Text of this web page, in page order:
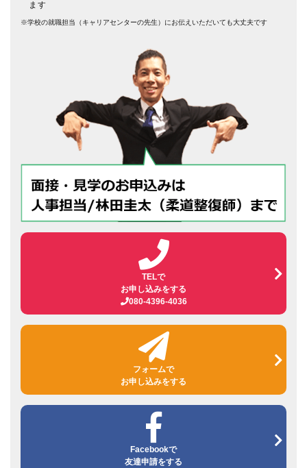
ます
※学校の就職担当（キャリアセンターの先生）にお伝えいただいても大丈夫です
TELで
お申し込みをする
080-4396-4036
フォームで
お申し込みをする
Facebookで
友達申請をする